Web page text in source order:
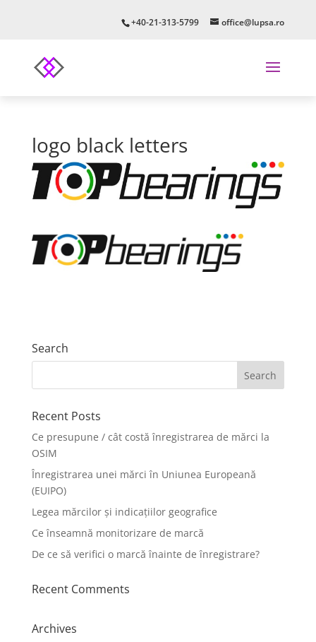
+40-21-313-5799 office@lupsa.ro
logo black letters
Search
Recent Posts
Ce presupune / cât costă înregistrarea de mărci la
OSIM
Înregistrarea unei mărci în Uniunea Europeană
(EUIPO)
Legea mărcilor și indicațiilor geografice
Ce înseamnă monitorizare de marcă
De ce să verifici o marcă înainte de înregistrare?
Recent Comments
Archives